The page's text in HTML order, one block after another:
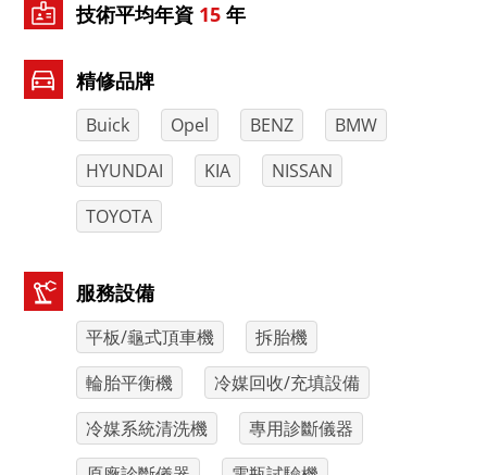
技術平均年資 15 年
精修品牌
Buick Opel BENZ
BMW
HYUNDAI
KIA
NISSAN
TOYOTA
服務設備
平板/龜式頂車機
拆胎機
輪胎平衡機
冷媒回收/充填設備
冷媒系統清洗機
專用診斷儀器